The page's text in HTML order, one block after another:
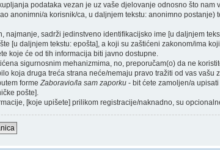
podataka vezan je uz vaše djelovanje odnosno što
anonimni/a korisnik/ca, u daljnjem tekstu: anonimno
najmanje, sadrži jedinstveno identifikacijsko ime [u daljnjem
[u daljnjem tekstu: epošta], a koji su zaštićeni zakonom/ima
koje će od tih informacija biti javno dostupne.
sigurnosnim mehanizmima, no, preporučam(o) da ne
koja druga treća strana neće/nemaju pravo tražiti od vas
formeZaboravio/la sam zaporku - bit ćete zamoljen/a
pošte].
[koje upišete] prilikom registracije/naknadno, su